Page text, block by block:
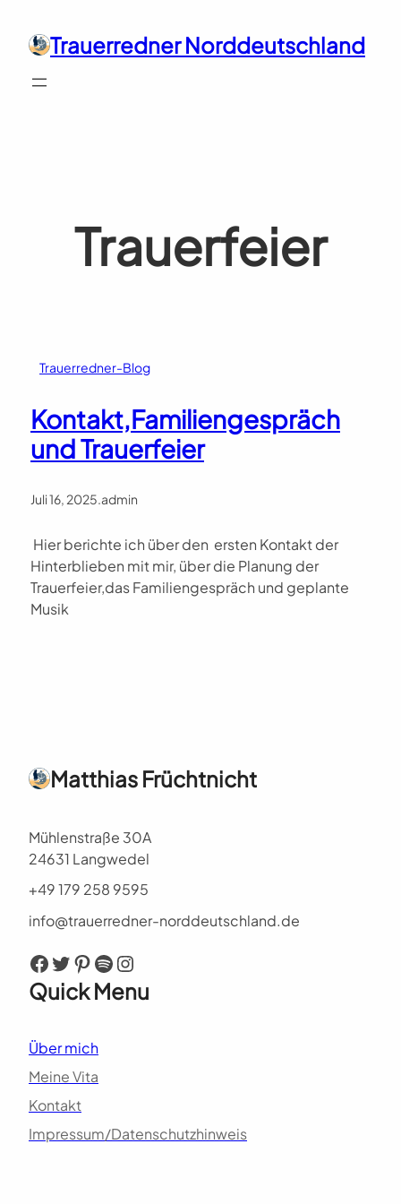
Inhalt
springen
Trauerredner Norddeutschland
Trauerfeier
Trauerredner-Blog
Kontakt,Familiengespräch
und Trauerfeier
Juli 16, 2025 admin
Hier berichte ich über den ersten Kontakt der
Hinterblieben mit mir, über die Planung der
Trauerfeier,das Familiengespräch und geplante
Musik
Matthias Früchtnicht
Mühlenstraße 30A
24631 Langwedel
+49 179 258 9595
info@trauerredner-norddeutschland.de
Facebook Twitter Pinterest Spotify Instagram
Quick Menu
Über mich
Meine Vita
Kontakt
Impressum/Datenschutzhinweis